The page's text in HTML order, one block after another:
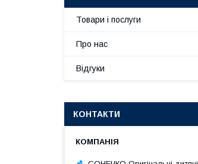
Товари і послуги
Про нас
Відгуки
КОНТАКТИ